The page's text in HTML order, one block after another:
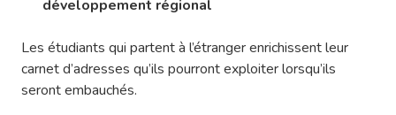
développement régional
Les étudiants qui partent à l’étranger enrichissent leur
carnet d’adresses qu’ils pourront exploiter lorsqu’ils
seront embauchés.